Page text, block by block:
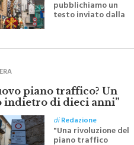
testo inviato dalla
scrittrice monrealese
Festa del Santissimo
piano traffico? Un
indietro di dieci anni”
diRedazione
"Una rivoluzione del
piano traffico